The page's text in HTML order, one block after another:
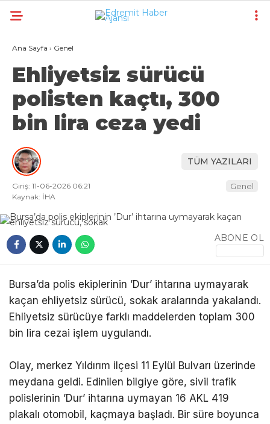
Facebook
GALERİ VİDEO YAZARLAR
GÜNDEM
EKONOMI
POLITIKA
DÜNYA
SPOR
MAGAZIN
SAĞLIK
TEKNOLOJI
RESMI İLANLAR
DIĞER
Ana Sayfa › Genel
Ehliyetsiz sürücü
polisten kaçtı, 300
bin lira ceza yedi
TÜM YAZILARI
Giriş: 11-06-2026 06:21
Kaynak: İHA
Genel
ABONE OL
Bursa’da polis ekiplerinin ’Dur’ ihtarına uymayarak
kaçan ehliyetsiz sürücü, sokak aralarında yakalandı.
Ehliyetsiz sürücüye farklı maddelerden toplam 300
bin lira cezai işlem uygulandı.
Olay, merkez Yıldırım ilçesi 11 Eylül Bulvarı üzerinde
meydana geldi. Edinilen bilgiye göre, sivil trafik
polislerinin ’Dur’ ihtarına uymayan 16 AKL 419
plakalı otomobil, kaçmaya başladı. Bir süre boyunca